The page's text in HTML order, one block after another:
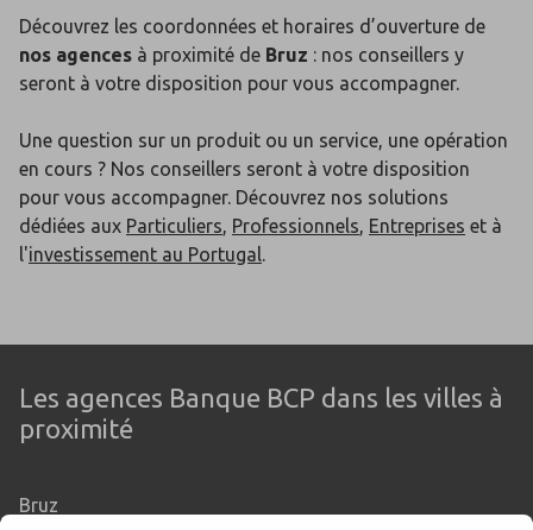
Découvrez les coordonnées et horaires d’ouverture de
nos agences à proximité de Bruz : nos conseillers y
seront à votre disposition pour vous accompagner.
Une question sur un produit ou un service, une opération
en cours ? Nos conseillers seront à votre disposition
pour vous accompagner. Découvrez nos solutions
dédiées aux Particuliers, Professionnels, Entreprises et à
l'investissement au Portugal.
Les agences Banque BCP dans les villes à
proximité
Bruz